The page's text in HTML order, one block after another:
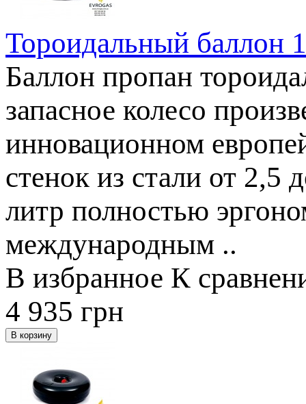
Тороидальный баллон
Баллон пропан
запасное колесо
инновационном
стенок из стали от
литр полностью
международным ..
В избранное К
4 935 грн